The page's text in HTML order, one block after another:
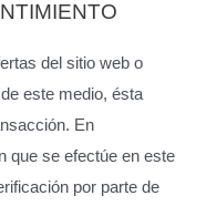
del sitio web o
este medio, ésta
En
que se efectúe en este
por parte de